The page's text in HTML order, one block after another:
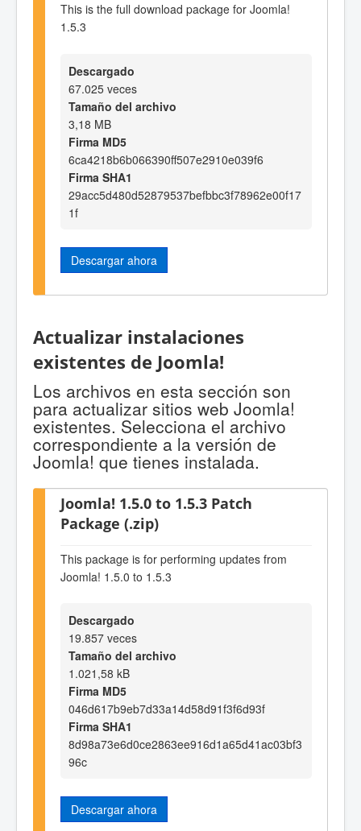
This is the full download package for Joomla!
1.5.3
Descargado
67.025 veces
Tamaño del archivo
3,18 MB
Firma MD5
6ca4218b6b066390ff507e2910e039f6
Firma SHA1
29acc5d480d52879537befbbc3f78962e00f17
1f
Descargar ahora
Actualizar instalaciones
existentes de Joomla!
Los archivos en esta sección son
para actualizar sitios web Joomla!
existentes. Selecciona el archivo
correspondiente a la versión de
Joomla! que tienes instalada.
Joomla! 1.5.0 to 1.5.3 Patch
Package (.zip)
This package is for performing updates from
Joomla! 1.5.0 to 1.5.3
Descargado
19.857 veces
Tamaño del archivo
1.021,58 kB
Firma MD5
046d617b9eb7d33a14d58d91f3f6d93f
Firma SHA1
8d98a73e6d0ce2863ee916d1a65d41ac03bf3
96c
Descargar ahora